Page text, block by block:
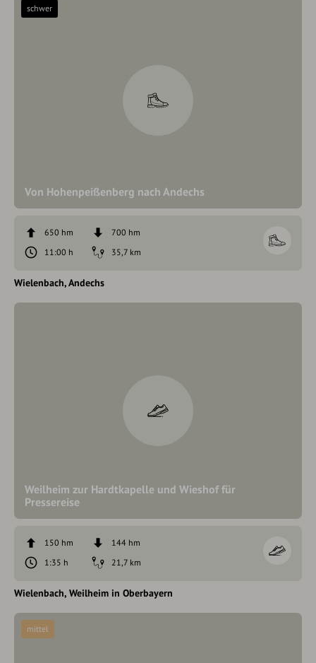
Von Hohenpeißenberg nach Andechs
schwer
650 hm
700 hm
11:00 h
35,7 km
Wielenbach Andechs
Weilheim zur Hardtkapelle und Wieshof für
Pressereise
150 hm
144 hm
1:35 h
21,7 km
Wielenbach Weilheim in Oberbayern
mittel